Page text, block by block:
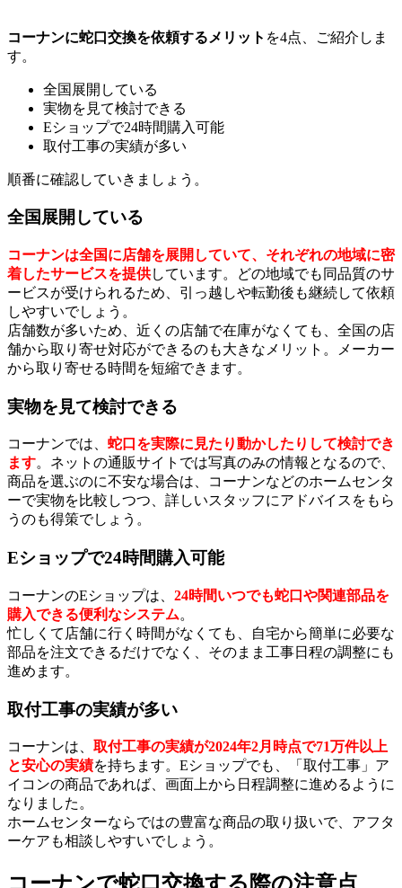
コーナンに蛇口交換を依頼するメリット を4点、ご紹介しま
す。
全国展開している
実物を見て検討できる
Eショップで24時間購入可能
取付工事の実績が多い
順番に確認していきましょう。
全国展開している
コーナンは全国に店舗を展開していて、それぞれの地域に密
着したサービスを提供しています。どの地域でも同品質のサ
ービスが受けられるため、引っ越しや転勤後も継続して依頼
しやすいでしょう。
店舗数が多いため、近くの店舗で在庫がなくても、全国の店
舗から取り寄せ対応ができるのも大きなメリット。メーカー
から取り寄せる時間を短縮できます。
実物を見て検討できる
コーナンでは、 蛇口を実際に見たり動かしたりして検討でき
ます。ネットの通販サイトでは写真のみの情報となるので、
商品を選ぶのに不安な場合は、コーナンなどのホームセンタ
ーで実物を比較しつつ、詳しいスタッフにアドバイスをもら
うのも得策でしょう。
Eショップで24時間購入可能
コーナンのEショップは、 24時間いつでも蛇口や関連部品を
購入できる便利なシステム。
忙しくて店舗に行く時間がなくても、自宅から簡単に必要な
部品を注文できるだけでなく、そのまま工事日程の調整にも
進めます。
取付工事の実績が多い
コーナンは、 取付工事の実績が2024年2月時点で71万件以上
と安心の実績を持ちます。Eショップでも、「取付工事」ア
イコンの商品であれば、画面上から日程調整に進めるように
なりました。
ホームセンターならではの豊富な商品の取り扱いで、アフタ
ーケアも相談しやすいでしょう。